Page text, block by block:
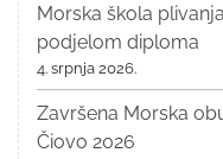
Morska škola
podjelom diploma
4. srpnja 2026.
Završena Morska
Čiovo 2026